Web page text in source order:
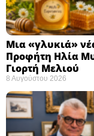
Μια «γλυκιά»
Προφήτη Ηλία
Γιορτή Μελιού
8 Αυγούστου 2026